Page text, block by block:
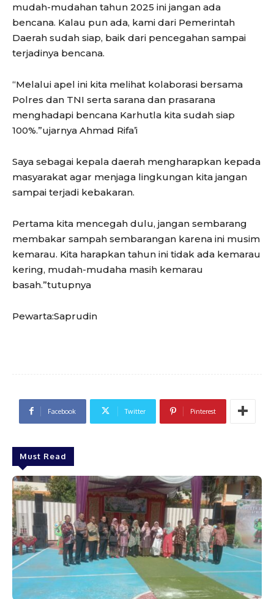
mudah-mudahan tahun 2025 ini jangan ada
bencana. Kalau pun ada, kami dari Pemerintah
Daerah sudah siap, baik dari pencegahan sampai
terjadinya bencana.
“Melalui apel ini kita melihat kolaborasi bersama
Polres dan TNI serta sarana dan prasarana
menghadapi bencana Karhutla kita sudah siap
100%.”ujarnya Ahmad Rifa’i
Saya sebagai kepala daerah mengharapkan kepada
masyarakat agar menjaga lingkungan kita jangan
sampai terjadi kebakaran.
Pertama kita mencegah dulu, jangan sembarang
membakar sampah sembarangan karena ini musim
kemarau. Kita harapkan tahun ini tidak ada kemarau
kering, mudah-mudaha masih kemarau
basah.”tutupnya
Pewarta:Saprudin
Facebook Twitter Pinterest
Must Read